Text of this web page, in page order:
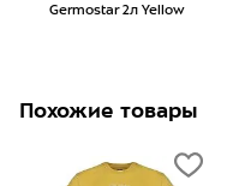
Germostar 2л Yellow
Похожие товары